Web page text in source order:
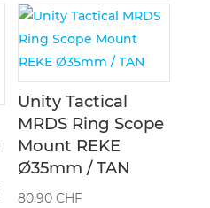
Unity Tactical
MRDS Ring Scope
Mount REKE
Ø35mm / TAN
80.90CHF